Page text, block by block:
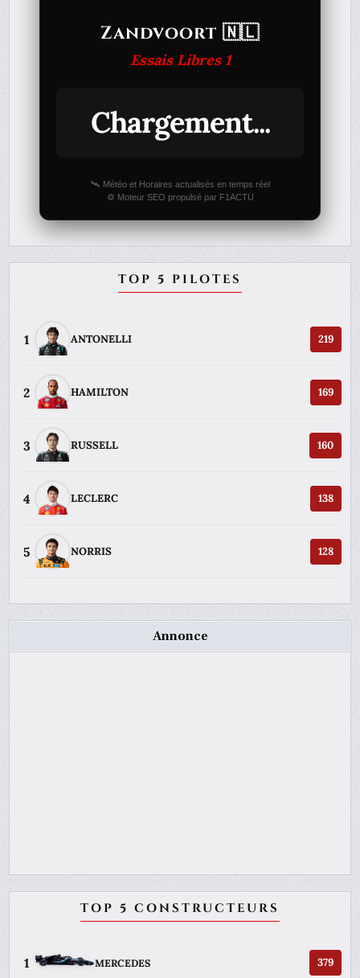
Zandvoort 🇳🇱
Essais Libres 1
Chargement...
🛰️ Météo et Horaires actualisés en temps réel
⚙️ Moteur SEO propulsé par F1ACTU
TOP 5 PILOTES
1 ANTONELLI 219
2 HAMILTON 169
3 RUSSELL 160
4 LECLERC 138
5 NORRIS 128
Annonce
TOP 5 CONSTRUCTEURS
1 MERCEDES 379